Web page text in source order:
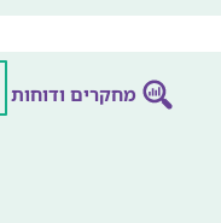
מחקרים ודוחות